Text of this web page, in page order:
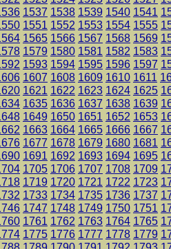
1537 1538 1539 1540 1541
1551 1552 1553 1554 1555
1565 1566 1567 1568 1569
1579 1580 1581 1582 1583
1593 1594 1595 1596 1597
1607 1608 1609 1610 1611
1621 1622 1623 1624 1625
1635 1636 1637 1638 1639
1649 1650 1651 1652 1653
1663 1664 1665 1666 1667
1677 1678 1679 1680 1681
1691 1692 1693 1694 1695
1705 1706 1707 1708 1709
1719 1720 1721 1722 1723
1733 1734 1735 1736 1737
1747 1748 1749 1750 1751
1761 1762 1763 1764 1765
1775 1776 1777 1778 1779